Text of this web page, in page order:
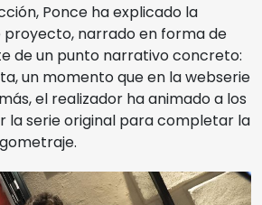
Ponce ha explicado la
narrado en forma de
de un punto narrativo concreto:
un momento que en la webserie
el realizador ha animado a los
la serie original para completar la